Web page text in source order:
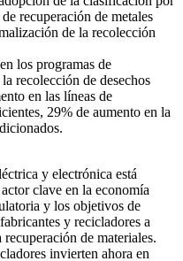
recuperación de metales
de la recolección
los programas de
recolección de desechos
en las líneas de
29% de aumento en la
y electrónica está
clave en la economía
y los objetivos de
y recicladores a
de materiales.
invierten ahora en